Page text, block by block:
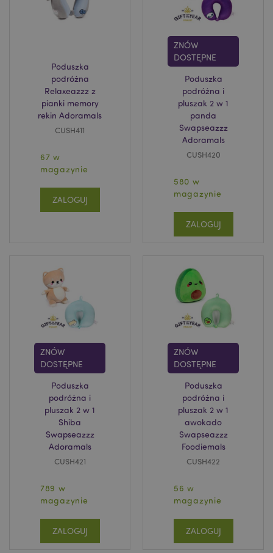
Poduszka
podróżna
Relaxeazzz z
pianki memory
rekin Adoramals
CUSH411
67 w
magazynie
ZALOGUJ
ZNÓW
DOSTĘPNE
Poduszka
podróżna i
pluszak 2 w 1
panda
Swapseazzz
Adoramals
CUSH420
580 w
magazynie
ZALOGUJ
ZNÓW
DOSTĘPNE
Poduszka
podróżna i
pluszak 2 w 1
Shiba
Swapseazzz
Adoramals
CUSH421
789 w
magazynie
ZALOGUJ
ZNÓW
DOSTĘPNE
Poduszka
podróżna i
pluszak 2 w 1
awokado
Swapseazzz
Foodiemals
CUSH422
56 w
magazynie
ZALOGUJ